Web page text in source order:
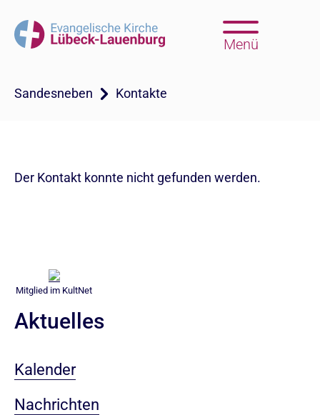
Menü
Sandesneben Kontakte
Der Kontakt konnte nicht gefunden werden.
Mitglied im KultNet
Aktuelles
Kalender
Nachrichten